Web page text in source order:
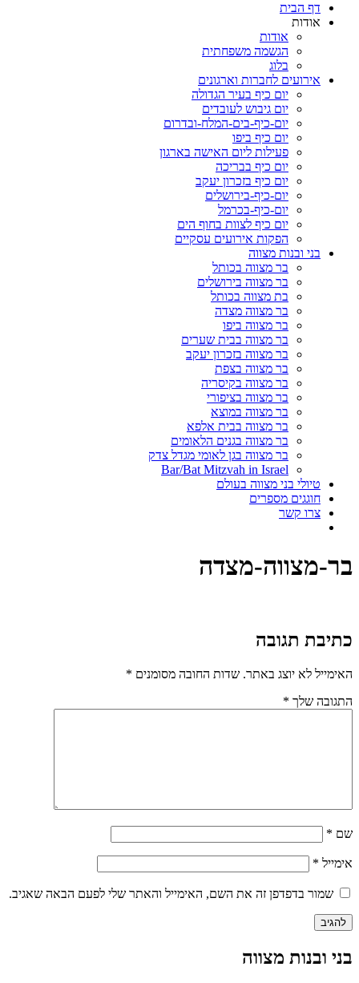
דף הבית
אודות
אודות
הגשמה משפחתית
בלוג
אירועים לחברות וארגונים
יום כיף בעיר הגדולה
יום גיבוש לעובדים
יום-כיף-בים-המלח-ובדרום
יום כיף ביפו
פעילות ליום האישה בארגון
יום כיף בבריכה
יום כיף בזכרון יעקב
יום-כיף-בירושלים
יום-כיף-בכרמל
יום כיף לצוות בחוף הים
הפקות אירועים עסקיים
בני ובנות מצווה
בר מצווה בכותל
בר מצווה בירושלים
בת מצווה בכותל
בר מצווה מצדה
בר מצווה ביפו
בר מצווה בבית שערים
בר מצווה בזכרון יעקב
בר מצווה בצפת
בר מצווה בקיסריה
בר מצווה בציפורי
בר מצווה במוצא
בר מצווה בבית אלפא
בר מצווה בגנים הלאומים
בר מצווה בגן לאומי מגדל צדק
Bar/Bat Mitzvah in Israel
טיולי בני מצווה בעולם
חוגגים מספרים
צרו קשר
בר-מצווה-מצדה
כתיבת תגובה
האימייל לא יוצג באתר. שדות החובה מסומנים *
התגובה שלך *
שם *
אימייל *
שמור בדפדפן זה את השם, האימייל והאתר שלי לפעם הבאה שאגיב.
בני ובנות מצווה